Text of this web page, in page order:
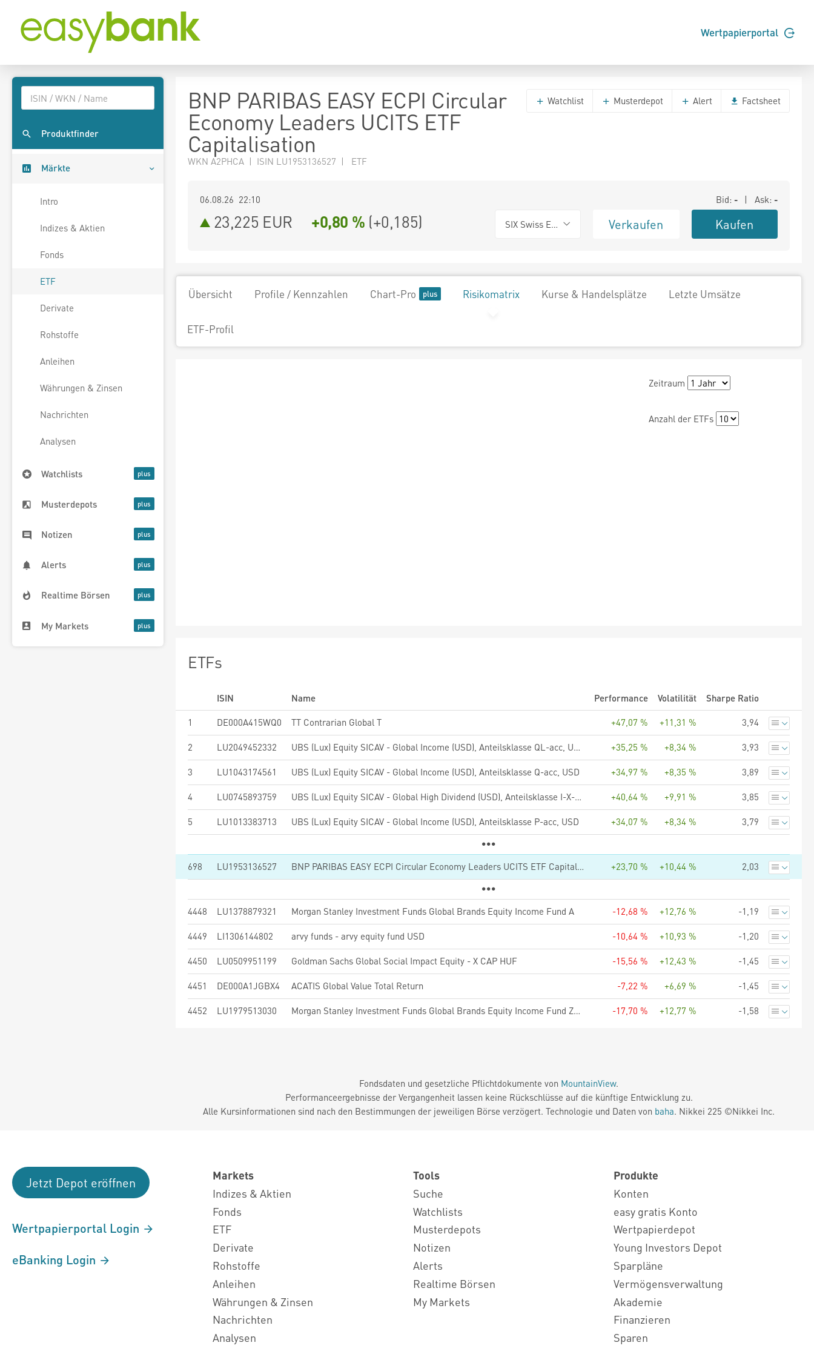
Wertpapierportal
Produktfinder
Märkte
Intro
Indizes & Aktien
Fonds
ETF
Derivate
Rohstoffe
Anleihen
Währungen & Zinsen
Nachrichten
Analysen
Watchlists
Musterdepots
Notizen
Alerts
Realtime Börsen
My Markets
BNP PARIBAS EASY ECPI Circular
Economy Leaders UCITS ETF
Capitalisation
WKN A2PHCA | ISIN LU1953136527 | ETF
Watchlist Musterdepot Alert Factsheet
06.08.26 22:10 Bid: - | Ask: -
23,225 EUR +0,80 % (+0,185) SIX Swiss Exchange Verkaufen Kaufen
Übersicht Profile / Kennzahlen Chart-Pro Risikomatrix Kurse & Handelsplätze Letzte Umsätze
ETF-Profil
Zeitraum
Anzahl der ETFs
ETFs
ISIN Name Performance Volatilität
Sharpe Ratio
1
DE000A415WQ0 TT Contrarian Global T +47,07 % +11,31 % 3,94
2 LU2049452332 UBS (Lux) Equity SICAV - Global Income (USD), Anteilsklasse QL-acc, USD +35,25 % +8,34 % 3,93
3 LU1043174561 UBS (Lux) Equity SICAV - Global Income (USD), Anteilsklasse Q-acc, USD +34,97 % +8,35 % 3,89
4 LU0745893759 UBS (Lux) Equity SICAV - Global High Dividend (USD), Anteilsklasse I-X-acc, USD +40,64 % +9,91 % 3,85
5 LU1013383713 UBS (Lux) Equity SICAV - Global Income (USD), Anteilsklasse P-acc, USD +34,07 % +8,34 % 3,79
698 LU1953136527 BNP PARIBAS EASY ECPI Circular Economy Leaders UCITS ETF Capitalisation +23,70 % +10,44 % 2,03
4448 LU1378879321 Morgan Stanley Investment Funds Global Brands Equity Income Fund A -12,68 % +12,76 % -1,19
4449 LI1306144802 arvy funds - arvy equity fund USD -10,64 % +10,93 % -1,20
4450 LU0509951199 Goldman Sachs Global Social Impact Equity - X CAP HUF -15,56 % +12,43 % -1,45
4451 DE000A1JGBX4 ACATIS Global Value Total Return -7,22 % +6,69 % -1,45
4452 LU1979513030 Morgan Stanley Investment Funds Global Brands Equity Income Fund ZHR (EUR) -17,70 % +12,77 % -1,58
Fondsdaten und gesetzliche Pflichtdokumente von MountainView.
Performanceergebnisse der Vergangenheit lassen keine Rückschlüsse auf die künftige Entwicklung zu.
Alle Kursinformationen sind nach den Bestimmungen der jeweiligen Börse verzögert. Technologie und Daten von baha. Nikkei 225 ©Nikkei Inc.
Jetzt Depot eröffnen
Wertpapierportal Login
eBanking Login
Markets
Indizes & Aktien
Fonds
ETF
Derivate
Rohstoffe
Anleihen
Währungen & Zinsen
Nachrichten
Analysen
Tools
Suche
Watchlists
Musterdepots
Notizen
Alerts
Realtime Börsen
My Markets
Produkte
Konten
easy gratis Konto
Wertpapierdepot
Young Investors Depot
Sparpläne
Vermögensverwaltung
Akademie
Finanzieren
Sparen